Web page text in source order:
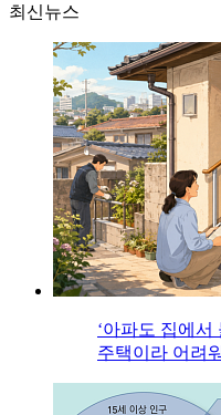
최신뉴스
‘아파도 집에
주택이라 어려워